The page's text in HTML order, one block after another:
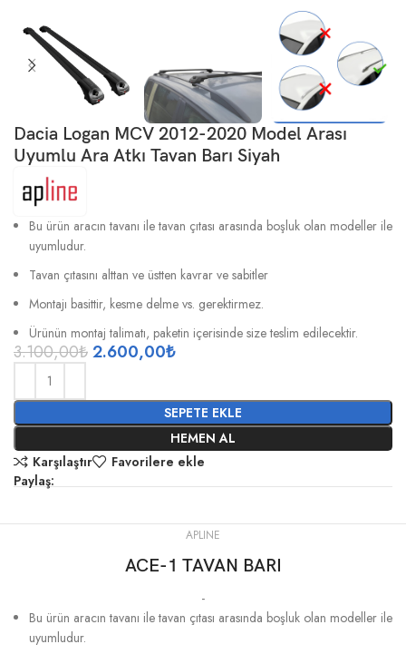
Dacia Logan MCV 2012-2020 Model Arası
Uyumlu Ara Atkı Tavan Barı Siyah
Bu ürün aracın tavanı ile tavan çıtası arasında boşluk olan modeller ile
uyumludur.
Tavan çıtasını alttan ve üstten kavrar ve sabitler
Montajı basittir, kesme delme vs. gerektirmez.
Ürünün montaj talimatı, paketin içerisinde size teslim edilecektir.
3.100,00₺2.600,00₺
SEPETE EKLE
HEMEN AL
Karşılaştır
Favorilere ekle
Paylaş:
APLINE
ACE-1 TAVAN BARI
-
Bu ürün aracın tavanı ile tavan çıtası arasında boşluk olan modeller ile
uyumludur.